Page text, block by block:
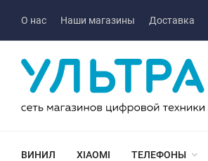
О нас Наши магазины Доставка
ВИНИЛ XIAOMI ТЕЛЕФОНЫ